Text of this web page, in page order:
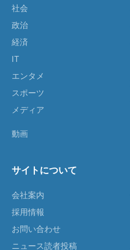
社会
政治
経済
IT
エンタメ
スポーツ
メディア
動画
サイトについて
会社案内
採用情報
お問い合わせ
ニュース読者投稿